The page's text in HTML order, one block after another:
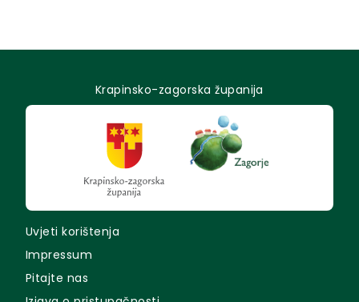
Krapinsko-zagorska županija
Uvjeti korištenja
Impressum
Pitajte nas